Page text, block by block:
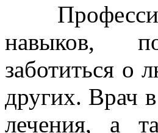
Профессия
навыков,
заботиться о
других. Врач
лечения, а